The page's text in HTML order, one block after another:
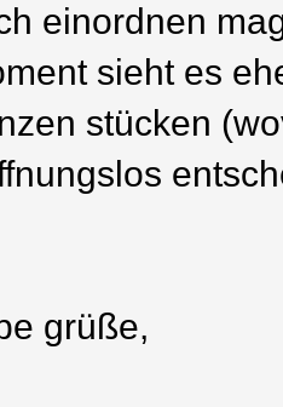
einordnen
sieht es
stücken
grüße,